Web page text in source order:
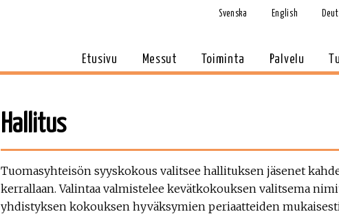
Svenska English
Etusivu Messut Toiminta Palvelu
Hallitus
Tuomasyhteisön syyskokous valitsee hallituksen jäsenet
kerrallaan. Valintaa valmistelee kevätkokouksen valitsema
yhdistyksen kokouksen hyväksymien periaatteiden